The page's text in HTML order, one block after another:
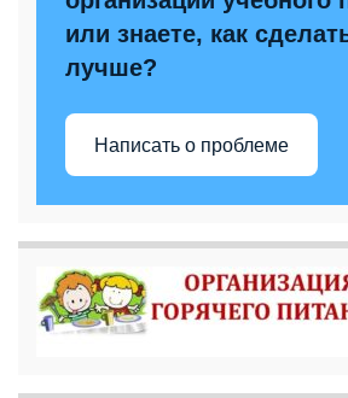
или знаете, как
лучше?
Написать о проблеме